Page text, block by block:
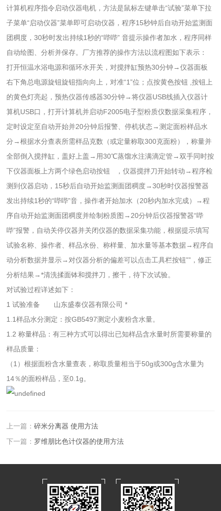
计算机程序指令启动仪器电机，方法是鼠标左键单击“试验”菜单下拉
子菜单“启动仪器”菜单即可启动仪器，程序15秒钟后自动开始监测面
团稠度，30秒时发出持续1秒的“哔哔” 音提示操作者加水，程序同样
自动绘图、分析并保存。厂方推荐的操作方法以流程图如下表示：
打开恒温水浴电源和循环水开关，对搅拌缸预热30分钟→仪器面板
右下角总电源旋钮旋钮指向向上，对准“1”位；点按黄色按钮 ,按钮上
的黄色灯亮起，预热仪器传感器30分钟→将仪器USB线插入仪器计
算机USB口，打开计算机并启动F2005电子型粉质仪数据采集程序，
定时设定至自动开始并20分钟后报警、停机状态→测定面粉样品水
分→根据水分查表所需样品克数（或定量称取300克面粉），称量并
全部倒入搅拌缸，盖好上盖→用30℃蒸馏水注满滴定管→双手同时按
下仪器面板上方两个绿色启动按钮 ，仪器搅拌刀开始转动→程序检
测到仪器启动，15秒后自动开始监测面团稠度→30秒时仪器报警器
发出持续1秒的“哔哔”音，操作者开始加水（20秒内加水完成）→程
序自动开始监测面团稠度并绘制粉质图→20分钟后仪器报警器“哔
哔”报警，自动关停仪器并关闭仪器的数据采集功能，根据提示填写
试验名称、操作者、样品水份、称样量、加水量等基本数据→程序自
动分析数据并显示→对仪器分析的偏差可以点击工具栏按钮””，修正
分析结果→*清洗揉面钵和搅拌刀，擦干，待下次试验。
对试验过程详述如下：
1 试验准备 山东盛泰仪器有限公司 *
1.1样品水分测定：按GB5497测定小麦粉含水量。
1.2 称量样品：有三种方式可以得出已知样品含水量时所需要称量的
样品质量：
（1）根据面粉含水量查表，称取质量相当于50g或300g含水量为
14％的面粉样品，至0.1g。
上一篇：碎米分离器 使用方法
下一篇： 罗维朋比色计仪器的使用方法